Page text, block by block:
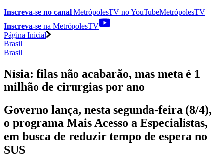
Inscreva-se no canal MetrópolesTV noYouTubeMetrópolesTV
Inscreva-se na MetrópolesTV
Página Inicial
Brasil
Brasil
Nísia: filas não acabarão, mas meta é 1
milhão de cirurgias por ano
Governo lança, nesta segunda-feira (8/4),
o programa Mais Acesso a Especialistas,
em busca de reduzir tempo de espera no
SUS